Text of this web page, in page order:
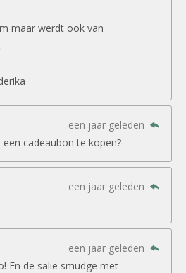
maar werdt ook van
een jaar geleden
cadeaubon te kopen?
een jaar geleden
een jaar geleden
En de salie smudge met